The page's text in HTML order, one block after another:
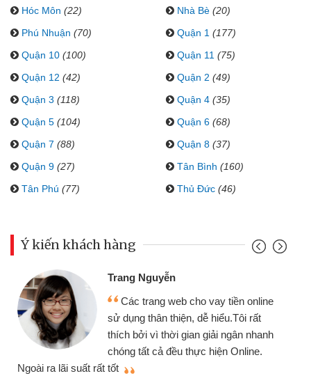
Hóc Môn (22) Nhà Bè (20)
Phú Nhuận (70) Quận 1 (177)
Quận 10 (100) Quận 11 (75)
Quận 12 (42) Quận 2 (49)
Quận 3 (118) Quận 4 (35)
Quận 5 (104) Quận 6 (68)
Quận 7 (88) Quận 8 (37)
Quận 9 (27) Tân Bình (160)
Tân Phú (77) Thủ Đức (46)
Ý kiến khách hàng
Trang Nguyễn
Các trang web cho vay tiền online
sử dụng thân thiện, dễ hiểu.Tôi rất
thích bởi vì thời gian giải ngân nhanh
chóng tất cả đều thực hiện Online.
Ngoài ra lãi suất rất tốt